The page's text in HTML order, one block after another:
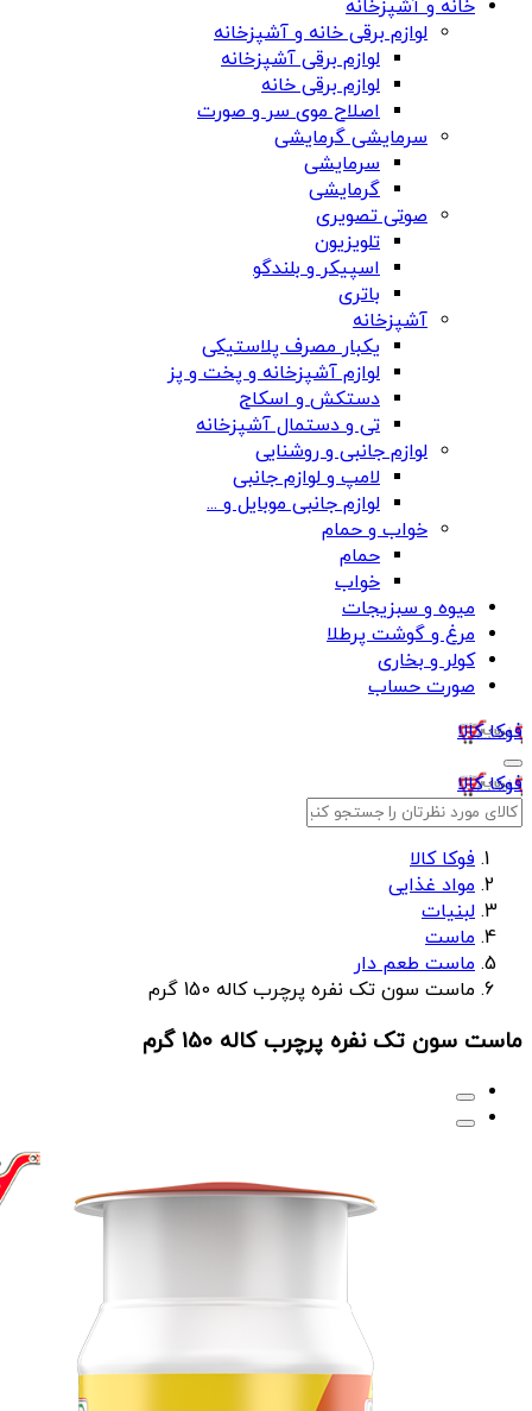
خانه و آشپزخانه
لوازم برقی خانه و آشپزخانه
لوازم برقی آشپزخانه
لوازم برقی خانه
اصلاح موی سر و صورت
سرمایشی گرمایشی
سرمایشی
گرمایشی
صوتی تصویری
تلویزیون
اسپیکر و بلندگو
باتری
آشپزخانه
یکبار مصرف پلاستیکی
لوازم آشپزخانه و پخت و پز
دستکش و اسکاج
تی و دستمال آشپزخانه
لوازم جانبی و روشنایی
لامپ و لوازم جانبی
لوازم جانبی موبایل و ...
خواب و حمام
حمام
خواب
میوه و سبزیجات
مرغ و گوشت پرطلا
کولر و بخاری
صورت حساب
فوکا کالا
فوکا کالا
فوکا کالا
مواد غذایی
لبنیات
ماست
ماست طعم دار
ماست سون تک نفره پرچرب کاله 150 گرم
ماست سون تک نفره پرچرب کاله 150 گرم